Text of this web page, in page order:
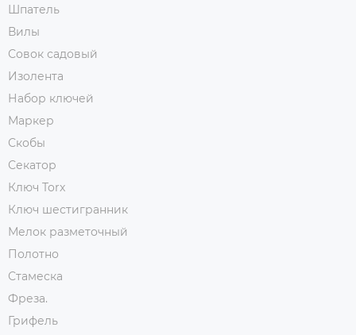
Шпатель
Вилы
Совок садовый
Изолента
Набор ключей
Маркер
Скобы
Секатор
Ключ Torx
Ключ шестигранник
Мелок разметочный
Полотно
Стамеска
Фреза.
Грифель